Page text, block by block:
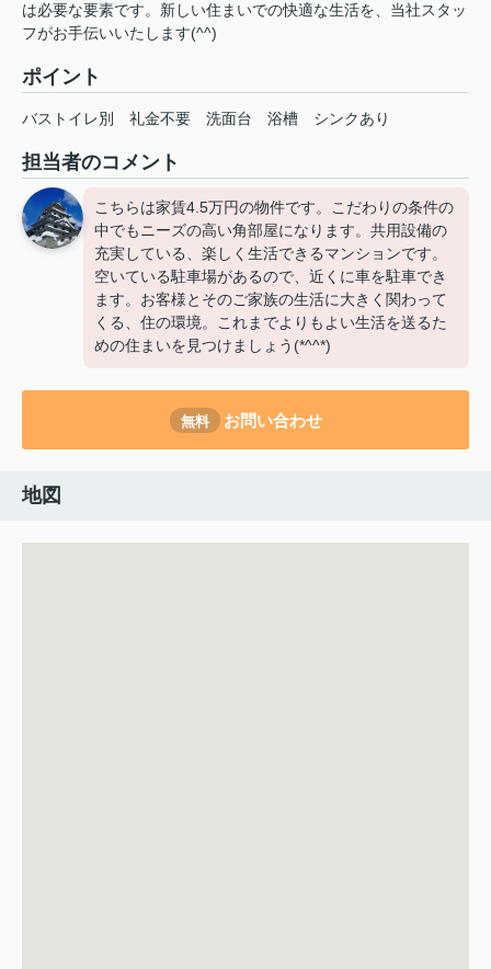
は必要な要素です。新しい住まいでの快適な生活を、当社スタッ
フがお手伝いいたします(^^)
ポイント
バストイレ別 礼金不要 洗面台 浴槽 シンクあり
担当者のコメント
こちらは家賃4.5万円の物件です。こだわりの条件の
中でもニーズの高い角部屋になります。共用設備の
充実している、楽しく生活できるマンションです。
空いている駐車場があるので、近くに車を駐車でき
ます。お客様とそのご家族の生活に大きく関わって
くる、住の環境。これまでよりもよい生活を送るた
めの住まいを見つけましょう(*^^*)
無料 お問い合わせ
地図